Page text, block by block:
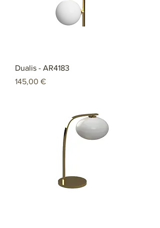
Dualis - AR4183
Preço
145,00 €